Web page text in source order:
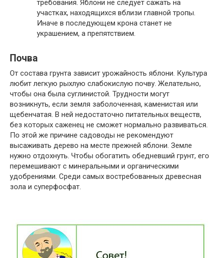
требования. Яблони не следует сажать на
участках, находящихся вблизи главной тропы.
Иначе в последующем крона станет не
украшением, а препятствием.
Почва
От состава грунта зависит урожайность яблони. Культура
любит легкую рыхлую слабокислую почву. Желательно,
чтобы она была суглинистой. Трудности могут
возникнуть, если земля заболоченная, каменистая или
щебенчатая. В ней недостаточно питательных веществ,
без которых саженец не сможет нормально развиваться.
По этой же причине садоводы не рекомендуют
высаживать дерево на месте прежней яблони. Земле
нужно отдохнуть. Чтобы обогатить обедневший грунт, его
перемешивают с минеральными и органическими
удобрениями. Среди самых востребованных древесная
зола и суперфосфат.